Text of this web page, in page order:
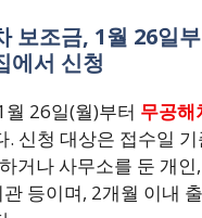
보조금, 1월 26일
에서 신청
26일(월)부터 무공해
. 신청 대상은 접수일
거나 사무소를 둔 개인
등이며, 2개월 이내